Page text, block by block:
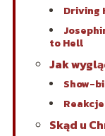
Driving
to Hell
Jak
Show-
Skąd u